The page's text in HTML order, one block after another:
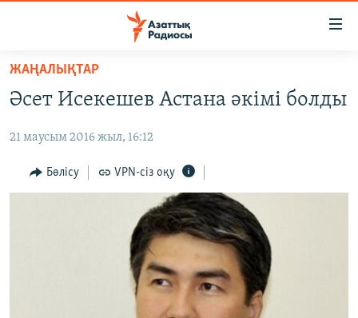
Skip
main
SkipAZATTYQTV
ҚАҢТАР ОҚИҒАСЫ
ЖАҢАЛЫҚТАР
Әсет Исекешев Астана әкімі болды
21 маусым 2016 жыл, 16:12
Бөлісу VPN-сіз оқу